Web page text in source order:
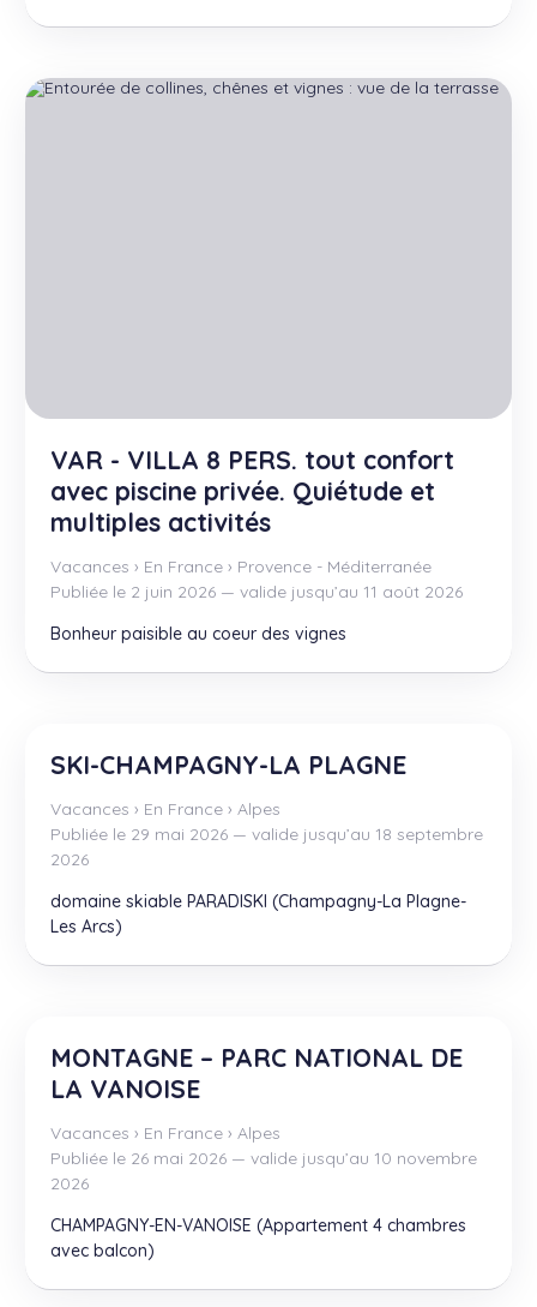
VAR - VILLA 8 PERS. tout confort
avec piscine privée. Quiétude et
multiples activités
Vacances › En France › Provence - Méditerranée
Publiée le 2 juin 2026 — valide jusqu’au 11 août 2026
Bonheur paisible au coeur des vignes
SKI-CHAMPAGNY-LA PLAGNE
Vacances › En France › Alpes
Publiée le 29 mai 2026 — valide jusqu’au 18 septembre
2026
domaine skiable PARADISKI (Champagny-La Plagne-
Les Arcs)
MONTAGNE – PARC NATIONAL DE
LA VANOISE
Vacances › En France › Alpes
Publiée le 26 mai 2026 — valide jusqu’au 10 novembre
2026
CHAMPAGNY-EN-VANOISE (Appartement 4 chambres
avec balcon)